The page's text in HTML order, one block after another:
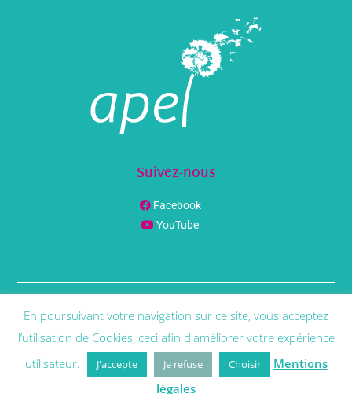
Suivez-nous
Facebook
YouTube
© CopyrightPhenix Info2021 | Tous Droit Réservés | Mentions
Légales
En poursuivant votre navigation sur ce site, vous acceptez
l’utilisation de Cookies, ceci afin d'améliorer votre expérience
utilisateur.
J'accepte Je refuse Choisir
Mentions
légales